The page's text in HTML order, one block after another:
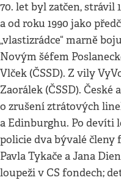
70. let byl zatčen, strávil
a od roku 1990 jako
„vlastizrádce“ marně
Novým šéfem
Vlček (ČSSD). Z vily
Zaorálek (ČSSD).
o zrušení ztrátových
a Edinburghu. Po devíti
policie dva bývalé
Pavla Tykače a Jana
loupeži v CS fondech;